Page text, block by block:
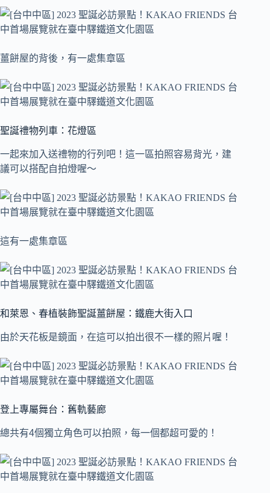
薑餅屋的背後，有一處集章區
聖誕禮物列車：花燈區
一起來加入送禮物的行列吧！這一區拍照容易背光，建
議可以搭配自拍燈喔～
這有一處集章區
和萊恩、春植裝飾聖誕薑餅屋：鐵鹿大街入口
由於天花板是鏡面，在這可以拍出很不一樣的照片喔！
登上專屬舞台：舊軌藝廊
總共有4個獨立角色可以拍照，每一個都超可愛的！